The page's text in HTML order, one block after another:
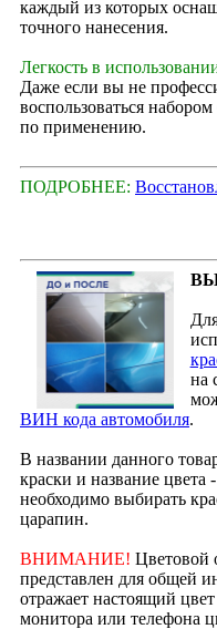
каждый из которых
точного нанесения.
Легкость в
Даже если вы не
воспользоваться
по применению.
ПОДРОБНЕЕ:
на
ВИН кода автомобиля.
В названии данного
краски и название
необходимо выбирать
царапин.
ВНИМАНИЕ! Цветовой
представлен для общей
отражает настоящий
монитора или телефона